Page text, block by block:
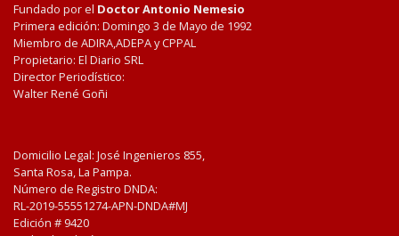
Fundado por el Doctor Antonio Nemesio
Primera edición: Domingo 3 de Mayo de 1992
Miembro de ADIRA,ADEPA y CPPAL
Propietario: El Diario SRL
Director Periodístico:
Walter René Goñi
Domicilio Legal: José Ingenieros 855,
Santa Rosa, La Pampa.
Número de Registro DNDA:
RL-2019-55551274-APN-DNDA#MJ
Edición # 9420